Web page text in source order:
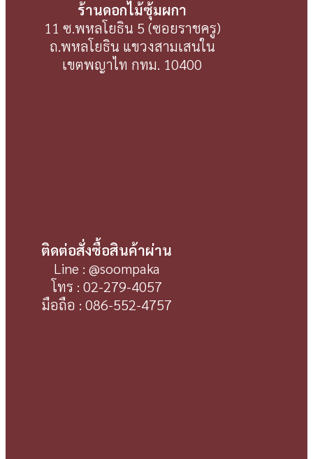
ร้านดอกไม้ซุ้มผกา
11 ซ.พหลโยธิน 5 (ซอยราชครู)
ถ.พหลโยธิน แขวงสามเสนใน
เขตพญาไท กทม. 10400
ติดต่อสั่งซื้อสินค้าผ่าน
Line : @soompaka
โทร : 02-279-4057
มือถือ : 086-552-4757